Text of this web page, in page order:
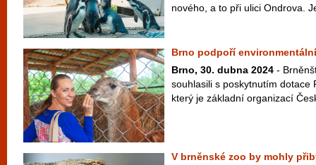
nového, a to při ulici Ondrova.
Brno podpoří
Brno, 30. dubna 2024 -
souhlasili s poskytnutím dotace
který je základní organizací
V brněnské zoo by mohly